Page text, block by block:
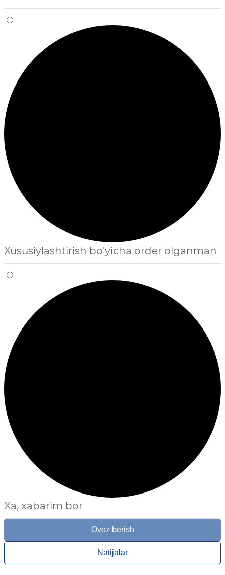
Xususiylashtirish bo'yicha order olganman
Xa, xabarim bor
Ovoz berish
Natijalar